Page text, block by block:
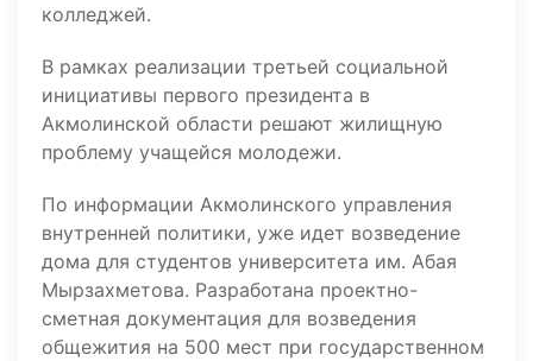
колледжей.
В рамках реализации третьей социальной
инициативы первого президента в
Акмолинской области решают жилищную
проблему учащейся молодежи.
По информации Акмолинского управления
внутренней политики, уже идет возведение
дома для студентов университета им. Абая
Мырзахметова. Разработана проектно-
сметная документация для возведения
общежития на 500 мест при государственном